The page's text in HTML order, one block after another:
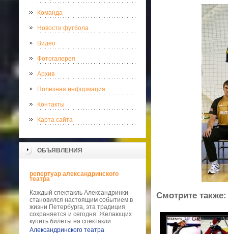
Команда
Новости футбола
Видео
Фотогалерея
Архив
Полезная информация
Контакты
Карта сайта
ОБЪЯВЛЕНИЯ
репертуар александринского
театра
Каждый спектакль Александринки
становился настоящим событием в
жизни Петербурга, эта традиция
сохраняется и сегодня. Желающих
купить билеты на спектакли
Александринского театра
Смотрите также: